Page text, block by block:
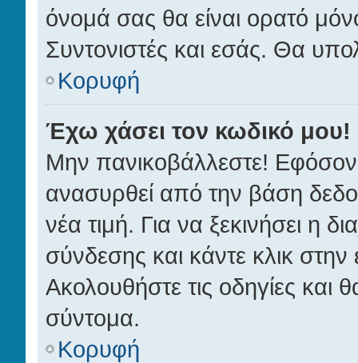
όνομά σας θα είναι ορατό
Συντονιστές και εσάς. Θα
Κορυφή
Έχω χάσει τον κωδικό μου!
Μην πανικοβάλλεστε!
ανασυρθεί από την βάση
νέα τιμή. Για να ξεκινήσει η
σύνδεσης και κάντε κλικ
Ακολουθήστε τις οδηγίες και
σύντομα.
Κορυφή